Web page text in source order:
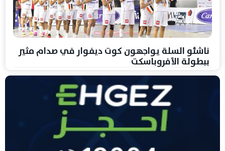
ناشئو السلة يواجهون كوت ديفوار في صدام مثير
ببطولة الأفروباسكت